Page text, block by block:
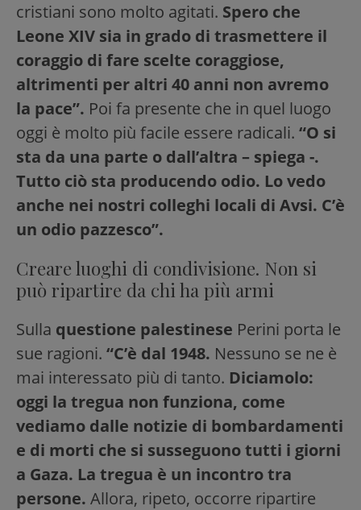
cristiani sono molto agitati. Spero che
Leone XIV sia in grado di trasmettere il
coraggio di fare scelte coraggiose,
altrimenti per altri 40 anni non avremo
la pace”. Poi fa presente che in quel luogo
oggi è molto più facile essere radicali. “O si
sta da una parte o dall’altra – spiega -.
Tutto ciò sta producendo odio. Lo vedo
anche nei nostri colleghi locali di Avsi. C’è
un odio pazzesco”.
Creare luoghi di condivisione. Non si
può ripartire da chi ha più armi
Sulla questione palestinese Perini porta le
sue ragioni. “C’è dal 1948. Nessuno se ne è
mai interessato più di tanto. Diciamolo:
oggi la tregua non funziona, come
vediamo dalle notizie di bombardamenti
e di morti che si susseguono tutti i giorni
a Gaza. La tregua è un incontro tra
persone. Allora, ripeto, occorre ripartire